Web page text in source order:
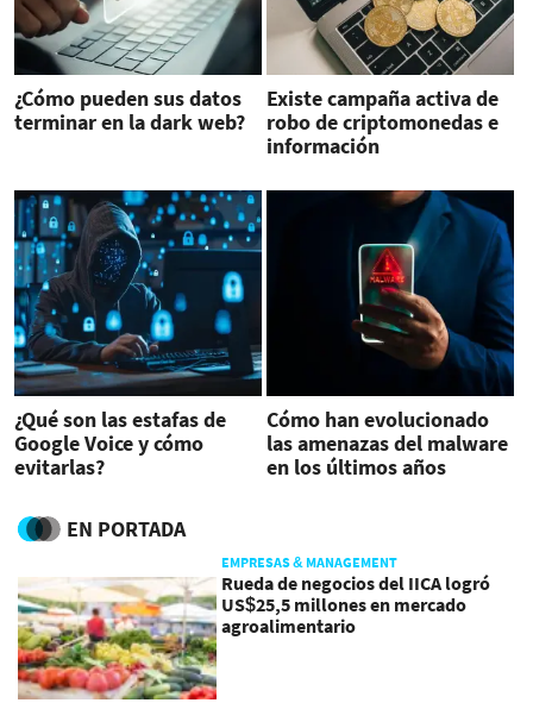
¿Cómo pueden sus datos
terminar en la dark web?
Existe campaña activa de
robo de criptomonedas e
información
¿Qué son las estafas de
Google Voice y cómo
evitarlas?
Cómo han evolucionado
las amenazas del malware
en los últimos años
EN PORTADA
EMPRESAS & MANAGEMENT
Rueda de negocios del IICA logró
US$25,5 millones en mercado
agroalimentario